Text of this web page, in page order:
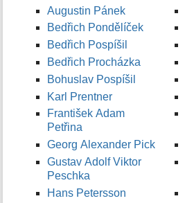
Augustin Pánek
Bedřich Pondělíček
Bedřich Pospíšil
Bedřich Procházka
Bohuslav Pospíšil
Karl Prentner
František Adam
Petřina
Georg Alexander Pick
Gustav Adolf Viktor
Peschka
Hans Petersson